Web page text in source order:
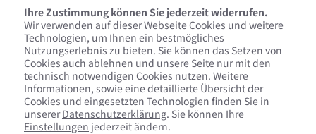
Ihre Zustimmung können Sie jederzeit widerrufen.
Wir verwenden auf dieser Webseite Cookies und weitere
Technologien, um Ihnen ein bestmögliches
Nutzungserlebnis zu bieten. Sie können das Setzen von
Cookies auch ablehnen und unsere Seite nur mit den
technisch notwendigen Cookies nutzen. Weitere
Informationen, sowie eine detaillierte Übersicht der
Cookies und eingesetzten Technologien finden Sie in
unsererDatenschutzerklärung. Sie können Ihre
Einstellungen jederzeit ändern.